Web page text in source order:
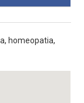
homeopatia,